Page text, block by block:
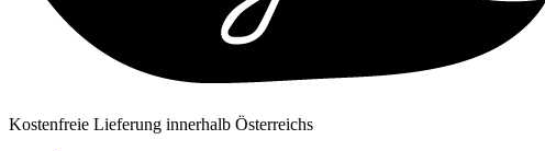
Kostenfreie Lieferung innerhalb Österreichs